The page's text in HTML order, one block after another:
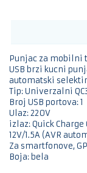
Punjac za mobilni
USB brzi kucni
automatski
Tip: Univerzalni
Broj USB portova: 1
Ulaz: 220V
izlaz: Quick Charge
12V/1.5A (AVR
Za smartfonove,
Boja: bela